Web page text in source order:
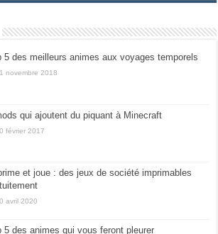
5 des meilleurs animes aux voyages temporels
novembre 2018
qui ajoutent du piquant à Minecraft
février 2017
et joue : des jeux de société imprimables
avril 2020
5 des animes qui vous feront pleurer